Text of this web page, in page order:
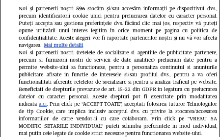
Noi și partenerii noștri 596stocăm și/sau accesăm informații pe dispozitivul dvs.,
precum identificatorii cookie unici pentru prelucrarea datelor cu caracter personal.
Puteți accepta sau gestiona preferințele dvs. făcând clic mai jos, respectiv vă puteți
opune utilizării unui interes legitim în orice moment pe pagina cu politica de
confidențialitate. Aceste alegeri vor fi raportate partenerilor noștri și nu vă vor afecta
navigarea. Mai multe detalii
Noi si partenerii nostri (retelele de socializare si agentiile de publicitate partenere,
precum si furnizorii nostri de servicii de date analitice) prelucram date pentru a
permite website-ului sa functioneze, pentru a personaliza continutul si anunturile
publicitare afisate in functie de interesele si/sau profilul dvs., pentru a va oferi
functionalitati aferente retelelor de socializare si pentru a analiza traficul pe website.
Beneficiati de drepturile prevazute de art. 15-22 din GDPR in legatura cu prelucrarea
datelor cu caracter personal. Aceste drepturi pot fi exercitate prin modalitatea
indicataaici. Prin click pe “ACCEPT TOATE”, acceptati folosirea tuturor Tehnologiilor
de tip Cookie, care implica inclusiv acceptul dvs. cu privire la stocarea/accesarea
informatiilor de catre Vendor-ii cu care colaboram. Prin click pe “VREAU SA
MODIFIC SETARILE INDIVIDUAL” puteti schimba preferintele in mod individual,
mai putin cele legate de cookie strict necesare pentru functionarea website-ului.